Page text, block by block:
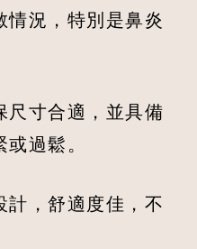
況，特別是鼻炎
尺寸合適，並具備
過鬆。
計，舒適度佳，不